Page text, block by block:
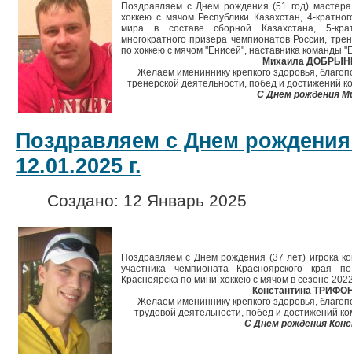
Поздравляем с Днем рождения (51 год)
хоккею с мячом Республики Казахстан, 4-
мира в составе сборной Казахстана, 5-
многократного призера чемпионатов России,
по хоккею с мячом "Енисей", наставника команды
Михаила
Желаем имениннику крепкого здоровья,
тренерской деятельности, побед и достижений
С Днем рождения
Поздравляем с Днем
12.01.2025 г.
Создано: 12 Январь 2025
Поздравляем с Днем рождения (37 лет) игрока
участника чемпионата Красноярского
Красноярска по мини-хоккею с мячом в сезоне
Константина
Желаем имениннику крепкого здоровья,
трудовой деятельности, побед и достижений
С Днем рождения